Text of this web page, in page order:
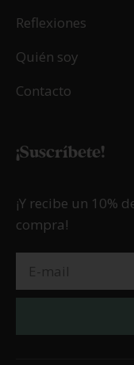
Reflexiones
Quién soy
Contacto
¡Suscríbete!
¡Y recibe un 10%
compra!